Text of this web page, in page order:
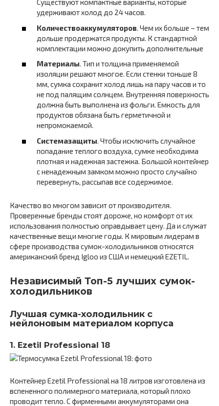
Существуют компактные варианты, которые
удерживают холод до 24 часов.
Количествоаккумуляторов . Чем их больше – тем
дольше продержатся продукты. К стандартной
комплектации можно докупить дополнительные
Материалы. Тип и толщина применяемой
изоляции решают многое. Если стенки тоньше 8
мм, сумка сохранит холод лишь на пару часов и то
не под палящим солнцем. Внутренняя поверхность
должна быть выполнена из фольги. Емкость для
продуктов обязана быть герметичной и
непромокаемой.
Системазащиты . Чтобы исключить случайное
попадание теплого воздуха, сумке необходима
плотная и надежная застежка. Большой контейнер
с ненадежным замком можно просто случайно
перевернуть, рассыпав все содержимое.
Качество во многом зависит от производителя.
Проверенные бренды стоят дороже, но комфорт от их
использования полностью оправдывает цену. Да и служат
качественные вещи многие годы. К мировым лидерам в
сфере производства сумок-холодильников относятся
американский бренд Igloo из США и немецкий EZETIL.
Независимый Топ-5 лучших сумок-
холодильников
Лучшая сумка-холодильник с
нейлоновым материалом корпуса
1. Ezetil Professional 18
Контейнер Ezetil Professional на 18 литров изготовлена из
вспененного полимерного материала, который плохо
проводит тепло. С фирменными аккумуляторами она